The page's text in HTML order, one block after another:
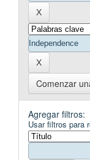
Comenzar
Agregar filtros:
Usar filtros para